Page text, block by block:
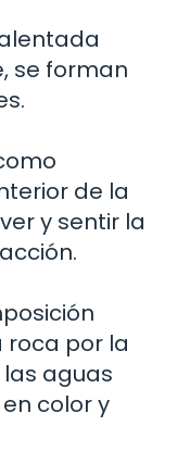
se forman
de la
y sentir la
roca por la
aguas
color y